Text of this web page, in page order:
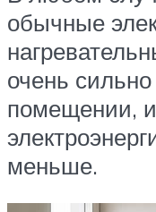
обычные
очень
помещении,
меньше.